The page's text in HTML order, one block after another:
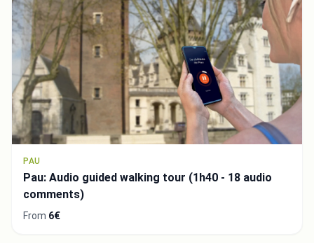
PAU
Pau: Audio guided walking tour (1h40 - 18 audio
comments)
From 6€